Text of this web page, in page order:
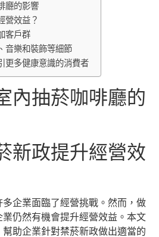
廳的影響
營效益？
客戶群
音樂和裝飾等細節
更多健康意識的消費者
內抽菸咖啡廳的
新政提升經營效
企業面臨了經營挑戰。然而，做
仍然有機會提升經營效益。本文
助企業針對禁菸新政做出適當的